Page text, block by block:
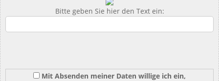
Bitte geben Sie hier den Text ein:
Mit Absenden meiner Daten willige ich ein,